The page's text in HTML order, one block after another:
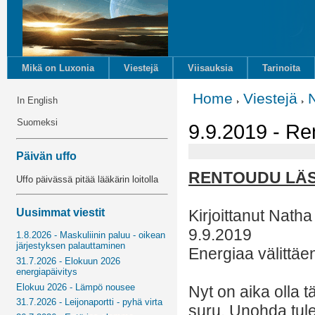
Mikä on Luxonia Viestejä Viisauksia Tarinoita
In English
Suomeksi
Päivän uffo
Uffo päivässä pitää lääkärin loitolla
Uusimmat viestit
1.8.2026 - Maskuliinin paluu - oikean
järjestyksen palauttaminen
31.7.2026 - Elokuun 2026
energiapäivitys
Elokuu 2026 - Lämpö nousee
31.7.2026 - Leijonaportti - pyhä virta
Home Viestejä
9.9.2019 -
RENTOUDU
Kirjoittanut
9.9.2019
Energiaa
Nyt on aika olla
suru. Unohda